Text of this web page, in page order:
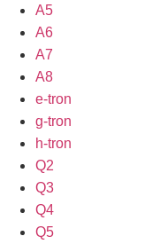
A5
A6
A7
A8
e-tron
g-tron
h-tron
Q2
Q3
Q4
Q5